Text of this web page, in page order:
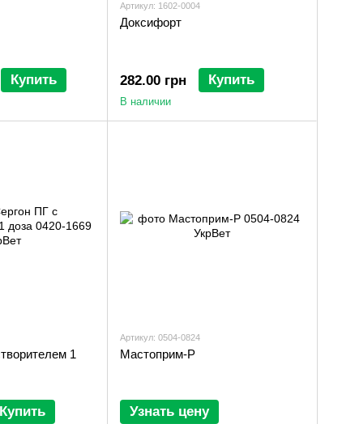
Купить
Артикул: 1602-0004
Доксифорт
282.00 грн Купить
В наличии
1
Купить
Артикул: 0504-0824
Мастоприм-Р
Узнать цену